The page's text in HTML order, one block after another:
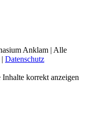
Anklam | Alle
| Datenschutz
korrekt anzeigen